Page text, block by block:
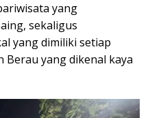
yang
sekaligus
yang dimiliki setiap
Berau yang dikenal kaya